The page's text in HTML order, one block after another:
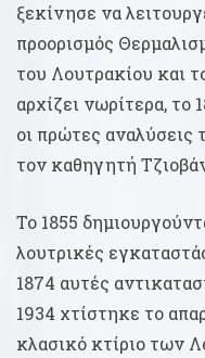
ξεκίνησε να
προορισμός
του Λουτρακίου και
αρχίζει νωρίτερα, το
οι πρώτες
τον καθηγητή
Το 1855
λουτρικές
1874 αυτές
1934 χτίστηκε το
κλασικό κτίριο των